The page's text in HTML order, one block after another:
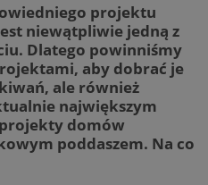
projektu
niewątpliwie jedną z
Dlatego powinniśmy
aby dobrać je
ale również
największym
domów
poddaszem. Na co